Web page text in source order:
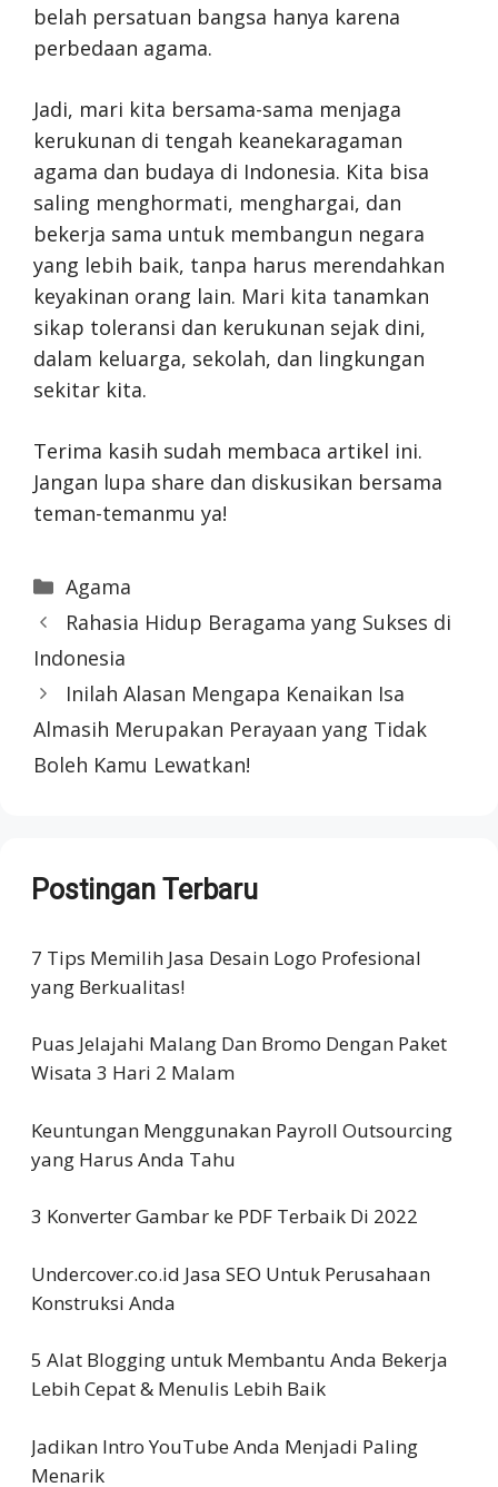
belah persatuan bangsa hanya karena
perbedaan agama.
Jadi, mari kita bersama-sama menjaga
kerukunan di tengah keanekaragaman
agama dan budaya di Indonesia. Kita bisa
saling menghormati, menghargai, dan
bekerja sama untuk membangun negara
yang lebih baik, tanpa harus merendahkan
keyakinan orang lain. Mari kita tanamkan
sikap toleransi dan kerukunan sejak dini,
dalam keluarga, sekolah, dan lingkungan
sekitar kita.
Terima kasih sudah membaca artikel ini.
Jangan lupa share dan diskusikan bersama
teman-temanmu ya!
Categories
Agama
Rahasia Hidup Beragama yang Sukses di
Indonesia
Inilah Alasan Mengapa Kenaikan Isa
Almasih Merupakan Perayaan yang Tidak
Boleh Kamu Lewatkan!
Postingan Terbaru
7 Tips Memilih Jasa Desain Logo Profesional
yang Berkualitas!
Puas Jelajahi Malang Dan Bromo Dengan Paket
Wisata 3 Hari 2 Malam
Keuntungan Menggunakan Payroll Outsourcing
yang Harus Anda Tahu
3 Konverter Gambar ke PDF Terbaik Di 2022
Undercover.co.id Jasa SEO Untuk Perusahaan
Konstruksi Anda
5 Alat Blogging untuk Membantu Anda Bekerja
Lebih Cepat & Menulis Lebih Baik
Jadikan Intro YouTube Anda Menjadi Paling
Menarik